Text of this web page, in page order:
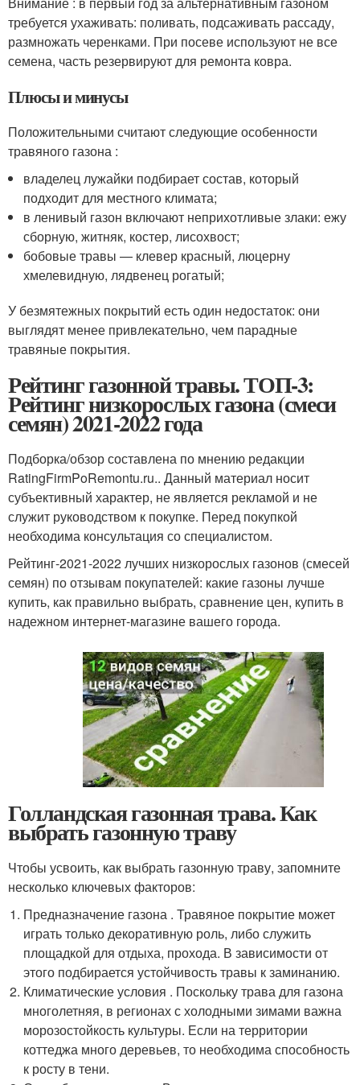
требуется ухаживать: поливать, подсаживать рассаду,
размножать черенками. При посеве используют не все
семена, часть резервируют для ремонта ковра.
Плюсы и минусы
Положительными считают следующие особенности
травяного газона :
владелец лужайки подбирает состав, который
подходит для местного климата;
в ленивый газон включают неприхотливые злаки: ежу
сборную, житняк, костер, лисохвост;
бобовые травы — клевер красный, люцерну
хмелевидную, лядвенец рогатый;
У безмятежных покрытий есть один недостаток: они
выглядят менее привлекательно, чем парадные
травяные покрытия.
Рейтинг газонной травы. ТОП-3:
Рейтинг низкорослых газона (смеси
семян) 2021-2022 года
Подборка/обзор составлена по мнению редакции
RatingFirmPoRemontu.ru.. Данный материал носит
субъективный характер, не является рекламой и не
служит руководством к покупке. Перед покупкой
необходима консультация со специалистом.
Рейтинг-2021-2022 лучших низкорослых газонов (смесей
семян) по отзывам покупателей: какие газоны лучше
купить, как правильно выбрать, сравнение цен, купить в
надежном интернет-магазине вашего города.
Голландская газонная трава. Как
выбрать газонную траву
Чтобы усвоить, как выбрать газонную траву, запомните
несколько ключевых факторов:
Предназначение газона . Травяное покрытие может
играть только декоративную роль, либо служить
площадкой для отдыха, прохода. В зависимости от
этого подбирается устойчивость травы к заминанию.
Климатические условия . Поскольку трава для газона
многолетняя, в регионах с холодными зимами важна
морозостойкость культуры. Если на территории
коттеджа много деревьев, то необходима способность
к росту в тени.